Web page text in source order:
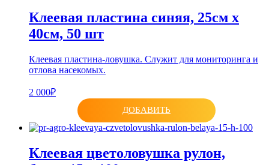
Клеевая пластина синяя, 25см х
40см, 50 шт
Клеевая пластина-ловушка. Служит для мониторинга и
отлова насекомых.
2 000₽
ДОБАВИТЬ
Клеевая цветоловушка рулон,